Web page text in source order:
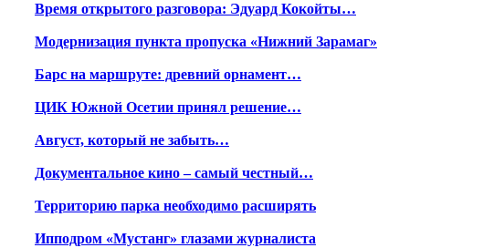
Время открытого разговора: Эдуард Кокойты…
Модернизация пункта пропуска «Нижний Зарамаг»
Барс на маршруте: древний орнамент…
ЦИК Южной Осетии принял решение…
Август, который не забыть…
Документальное кино – самый честный…
Территорию парка необходимо расширять
Ипподром «Мустанг» глазами журналиста